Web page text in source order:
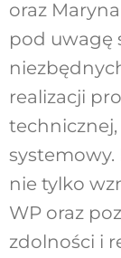
oraz
pod uwagę
realizacji
technicznej,
systemowy.
nie tylko
WP oraz
zdolności i